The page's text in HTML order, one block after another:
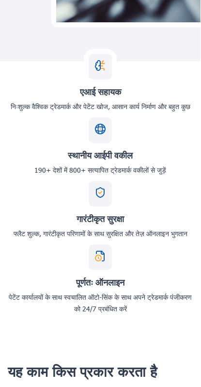
एआई सहायक
निःशुल्क वैश्विक ट्रेडमार्क और पेटेंट खोज, आसान कार्य निर्माण और बहुत कुछ
स्थानीय आईपी वकील
190+ देशों में 800+ सत्यापित ट्रेडमार्क वकीलों से जुड़ें
गारंटीकृत सुरक्षा
फ्लैट शुल्क, गारंटीकृत परिणामों के साथ सुरक्षित और तेज़ ऑनलाइन भुगतान
पूर्णतः ऑनलाइन
पेटेंट कार्यालयों के साथ स्वचालित ऑटो-सिंक के साथ अपने ट्रेडमार्क पंजीकरण
को 24/7 प्रबंधित करें
यह काम किस प्रकार करता है